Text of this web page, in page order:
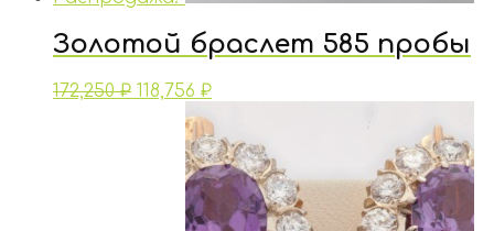
Золотой браслет 585 пробы
172,250₽ 118,756 ₽